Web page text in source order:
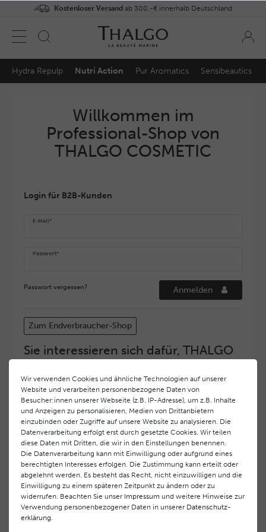
Kostenloser Versand ab 300,-€ innerhalb Deutschland
Hydra Repulp Nutri Action Pur Aromatics Sensibeautics
Willkommen im
Professional-Shop von
THALGO COSMETIC
Login für B2B-Kunden
E-Mail*
Passwort*
Passwort vergessen? Anmelden
Zum Endverbraucher-Shop
Sie interessieren sich dafür, THALGO
COSMETIC Partner und Depositär zu
werden?
Hohe Servicequalität und ein exzellentes Markenimage
haben bei
THALGO COSMETIC oberste Priorität.
Anspruchsvollen Endverbrauchern möchten wir ein
hohes Qualitätsniveau und gleichzeitig eine
überdurchschnittliche Behandlungs- und Serviceleistung
gewährleisten. Deshalb haben wir ein selektives
Vertriebssystem eingeführt. THALGO COSMETICPartner
werden auf diese Weise wirtschaftlich unterstützt,
während Endverbrauchern eine stets gleichbleibend hohe
Dienstleistungsqualität und ein innovatives Produkt- und
Behandlungsprogramm geboten wird.
Wir verwenden Cookies und ähnliche Technologien auf unserer
Website und verarbeiten personenbezogene Daten von
Besucher:innen unserer Webseite (z.B. IP-Adresse), um z.B. Inhalte
und Anzeigen zu personalisieren, Medien von Drittanbietern
einzubinden oder Zugriffe auf unsere Website zu analysieren. Die
Datenverarbeitung erfolgt erst durch gesetzte Cookies. Wir teilen
diese Daten mit Dritten, die wir in den Einstellungen benennen.
Die Datenverarbeitung kann mit Einwilligung oder aufgrund eines
berechtigten Interesses erfolgen. Die Zustimmung kann erteilt oder
abgelehnt werden. Es besteht das Recht, nicht einzuwilligen und die
Einwilligung zu einem späteren Zeitpunkt zu ändern oder zu
widerrufen. Beachten Sie unser Impressum und weitere Hinweise zur
Verwendung personenbezogener Daten in unserer Daten­schutz­
erklärung.